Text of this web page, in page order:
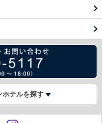
ホテルを探す